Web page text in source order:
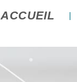
ACCUEIL